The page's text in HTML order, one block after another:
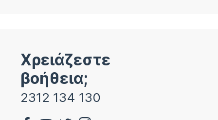
Χρειάζεστε
βοήθεια;
2312 134 130